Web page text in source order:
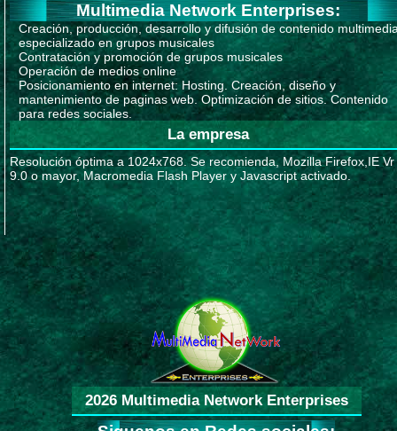
Multimedia Network Enterprises:
Creación, producción, desarrollo y difusión de contenido
especializado en grupos musicales
Contratación y promoción de grupos musicales
Operación de medios online
Posicionamiento en internet: Hosting. Creación, diseño y
mantenimiento de paginas web. Optimización de sitios. Contenido
para redes sociales.
La empresa
Resolución óptima a 1024x768. Se recomienda, Mozilla Firefox,IE Vr
9.0 o mayor, Macromedia Flash Player y Javascript activado.
2026 Multimedia Network Enterprises